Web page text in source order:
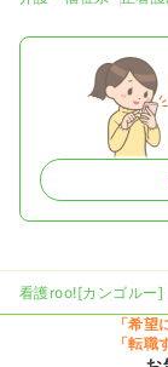
看護roo![カンゴルー]
「希望
「転